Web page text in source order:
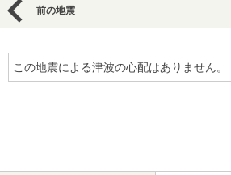
前の地震
この地震による津波の心配はありません。